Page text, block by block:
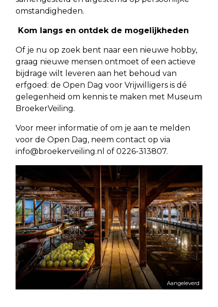
omstandigheden.
Kom langs en ontdek de mogelijkheden
Of je nu op zoek bent naar een nieuwe hobby,
graag nieuwe mensen ontmoet of een actieve
bijdrage wilt leveren aan het behoud van
erfgoed: de Open Dag voor Vrijwilligers is dé
gelegenheid om kennis te maken met Museum
BroekerVeiling.
Voor meer informatie of om je aan te melden
voor de Open Dag, neem contact op via
info@broekerveiling.nl of 0226-313807.
Aangeleverd